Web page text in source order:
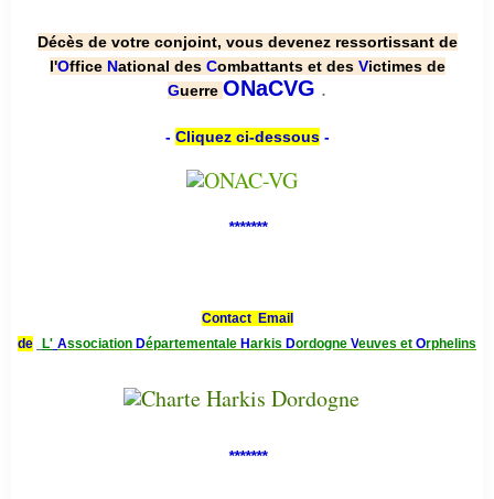
Décès de votre conjoint, vous devenez ressortissant de
l'Office National des Combattants et des Victimes de
Guerre ONaCVG .
- Cliquez ci-dessous-
*******
Contact Email
de
L' Association Départementale Harkis Dordogne Veuves et Orphelins
*******